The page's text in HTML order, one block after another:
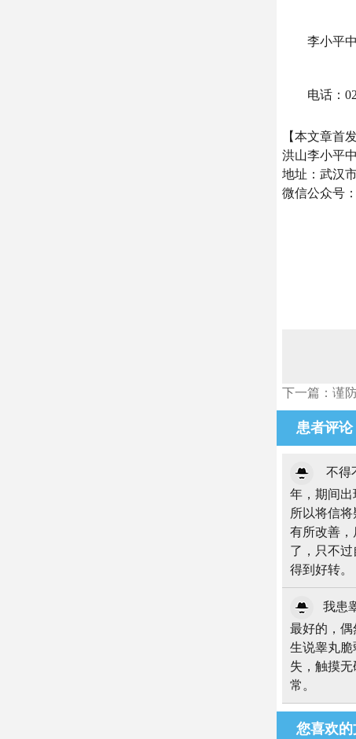
李小平中医
电话：027-
【本文章首
洪山李小平
地址：武汉
微信公众号：
下一篇：谨
患者评论
不得
年，期间出
所以将信
有所改善
了，只不
得到好转。
我患
最好的，
生说睾丸
失，触摸
常。
您喜欢的